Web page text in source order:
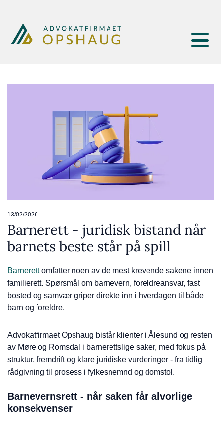
13/02/2026
Barnerett - juridisk bistand når
barnets beste står på spill
Barnerettomfatter noen av de mest krevende sakene innen
familierett. Spørsmål om barnevern, foreldreansvar, fast
bosted og samvær griper direkte inn i hverdagen til både
barn og foreldre.
Advokatfirmaet Opshaug bistår klienter i Ålesund og resten
av Møre og Romsdal i barnerettslige saker, med fokus på
struktur, fremdrift og klare juridiske vurderinger - fra tidlig
rådgivning til prosess i fylkesnemnd og domstol.
Barnevernsrett - når saken får alvorlige
konsekvenser